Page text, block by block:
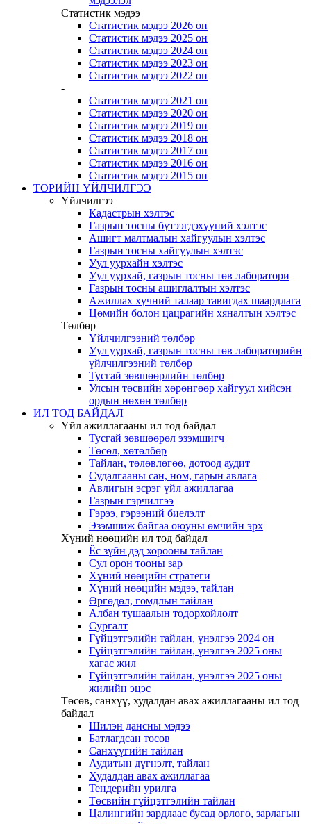
Статистик мэдээ
Статистик мэдээ 2026 он
Статистик мэдээ 2025 он
Статистик мэдээ 2024 он
Статистик мэдээ 2023 он
Статистик мэдээ 2022 он
-
Статистик мэдээ 2021 он
Статистик мэдээ 2020 он
Статистик мэдээ 2019 он
Статистик мэдээ 2018 он
Статистик мэдээ 2017 он
Статистик мэдээ 2016 он
Статистик мэдээ 2015 он
ТӨРИЙН ҮЙЛЧИЛГЭЭ
Үйлчилгээ
Кадастрын хэлтэс
Газрын тосны бүтээгдэхүүний хэлтэс
Ашигт малтмалын хайгуулын хэлтэс
Газрын тосны хайгуулын хэлтэс
Уул уурхайн хэлтэс
Уул уурхай, газрын тосны төв лаборатори
Газрын тосны ашиглалтын хэлтэс
Ажиллах хүчний талаар тавигдах шаардлага
Цөмийн болон цацрагийн хяналтын хэлтэс
Төлбөр
Үйлчилгээний төлбөр
Уул уурхай, газрын тосны төв лабораторийн
үйлчилгээний төлбөр
Тусгай зөвшөөрлийн төлбөр
Улсын төсвийн хөрөнгөөр хайгуул хийсэн
ордын нөхөн төлбөр
ИЛ ТОД БАЙДАЛ
Үйл ажиллагааны ил тод байдал
Тусгай зөвшөөрөл эзэмшигч
Төсөл, хөтөлбөр
Тайлан, төлөвлөгөө, дотоод аудит
Судалгааны сан, ном, гарын авлага
Авлигын эсрэг үйл ажиллагаа
Газрын гэрчилгээ
Гэрээ, гэрээний биелэлт
Эзэмшиж байгаа оюуны өмчийн эрх
Хүний нөөцийн ил тод байдал
Ёс зүйн дэд хорооны тайлан
Сул орон тооны зар
Хүний нөөцийн стратеги
Хүний нөөцийн мэдээ, тайлан
Өргөдөл, гомдлын тайлан
Албан тушаалын тодорхойлолт
Сургалт
Гүйцэтгэлийн тайлан, үнэлгээ 2024 он
Гүйцэтгэлийн тайлан, үнэлгээ 2025 оны
хагас жил
Гүйцэтгэлийн тайлан, үнэлгээ 2025 оны
жилийн эцэс
Төсөв, санхүү, худалдан авах ажиллагааны ил тод
байдал
Шилэн дансны мэдээ
Батлагдсан төсөв
Санхүүгийн тайлан
Аудитын дүгнэлт, тайлан
Худалдан авах ажиллагаа
Тендерийн урилга
Төсвийн гүйцэтгэлийн тайлан
Цалингийн зардлаас бусад орлого, зарлагын